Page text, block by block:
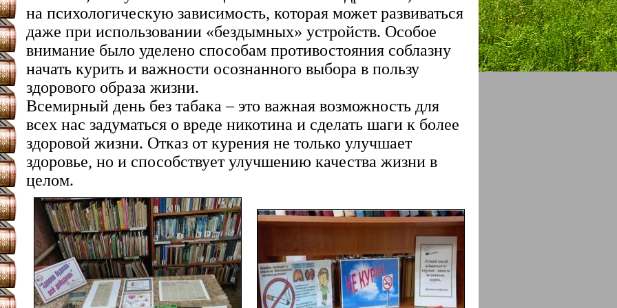
на психологическую зависимость, которая может развиваться
даже при использовании «бездымных» устройств. Особое
внимание было уделено способам противостояния соблазну
начать курить и важности осознанного выбора в пользу
здорового образа жизни.
Всемирный день без табака – это важная возможность для
всех нас задуматься о вреде никотина и сделать шаги к более
здоровой жизни. Отказ от курения не только улучшает
здоровье, но и способствует улучшению качества жизни в
целом.